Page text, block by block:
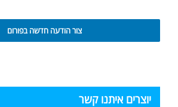
צור הודעה חדשה בפורום
יוצרים איתנו קשר